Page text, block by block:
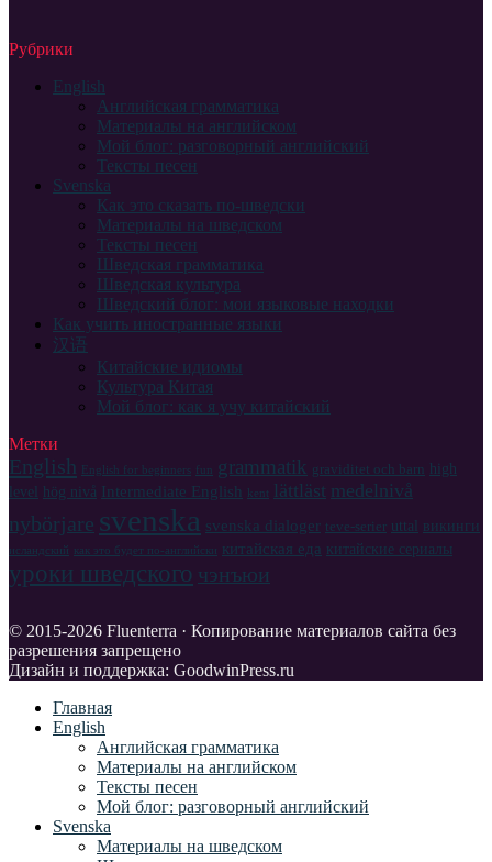
Рубрики
English
Английская грамматика
Материалы на английском
Мой блог: разговорный английский
Тексты песен
Svenska
Как это сказать по-шведски
Материалы на шведском
Тексты песен
Шведская грамматика
Шведская культура
Шведский блог: мои языковые находки
Как учить иностранные языки
汉语
Китайские идиомы
Культура Китая
Мой блог: как я учу китайский
Метки
English English for beginners fun grammatik graviditet och barn high
level hög nivå Intermediate English kent lättläst medelnivå
nybörjare svenska svenska dialoger teve-serier uttal викинги
исландский как это будет по-английски китайская еда китайские сериалы
уроки шведского чэнъюи
© 2015-2026 Fluenterra · Копирование материалов сайта без
разрешения запрещено
Дизайн и поддержка: GoodwinPress.ru
Главная
English
Английская грамматика
Материалы на английском
Тексты песен
Мой блог: разговорный английский
Svenska
Материалы на шведском